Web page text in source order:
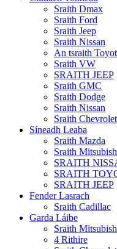
Sraith Dmax
Sraith Ford
Sraith Jeep
Sraith Nissan
An tsraith
Sraith VW
SRAITH JEEP
Sraith GMC
Sraith Dodge
Sraith Nissan
Sraith Chevrolet
Síneadh Leaba
Sraith Mazda
Sraith
SRAITH
SRAITH
SRAITH JEEP
Fender Lasrach
Sraith Cadillac
Garda Láibe
Sraith
4 Rithire